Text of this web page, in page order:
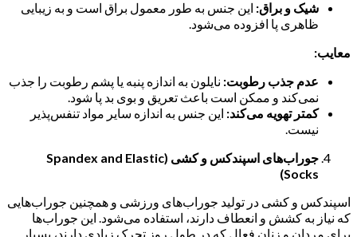
شیک و براق: این جنس به طور معمول براق است و به زیبایی
ظاهری پا افزوده می‌شود.
معایب:
عدم جذب رطوبت: نایلون به اندازه پنبه یا پشم رطوبت را جذب
نمی‌کند و ممکن است باعث تعریق و بوی بد پا شود.
کمتر تهویه می‌کند: این جنس به اندازه سایر مواد تنفس‌پذیر
نیست.
جوراب‌های اسپندکس و کشی (Spandex and Elastic
Socks)
اسپندکس و کشی در تولید جوراب‌های ورزشی و همچنین جوراب‌هایی
که نیاز به کشش و انعطاف دارند، استفاده می‌شود. این جوراب‌ها
برای مردان و زنان فعال که در طول روز تحرک زیادی دارند، بسیار